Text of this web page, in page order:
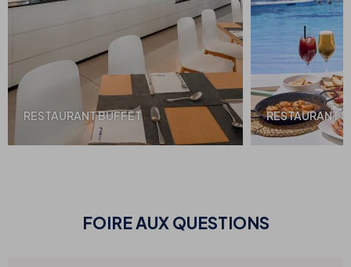
RESTAURANT BUFFET RESTAURANT
FOIRE AUX QUESTIONS